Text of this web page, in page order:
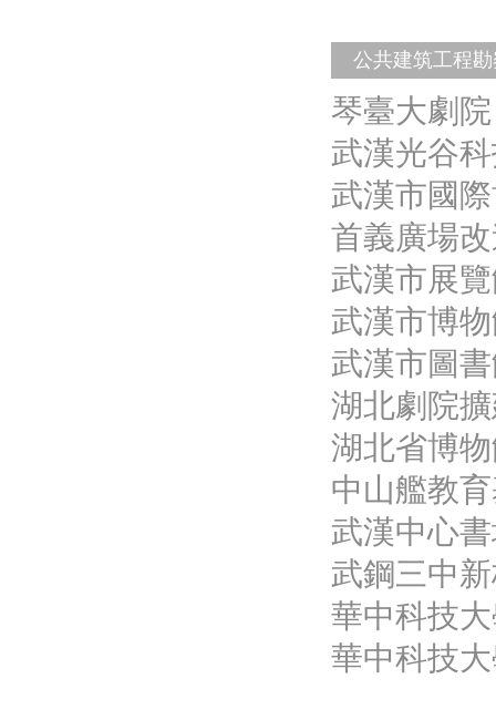
公共建筑工程
琴臺大劇院
武漢光谷
武漢市國
首義廣場
武漢市展
武漢市博
武漢市圖
湖北劇院
湖北省博
中山艦教
武漢中心
武鋼三中
華中科技
華中科技